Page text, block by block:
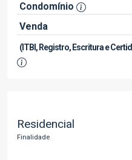
Condomínio
Venda
(ITBI, Registro, Escritura e
Residencial
Finalidade